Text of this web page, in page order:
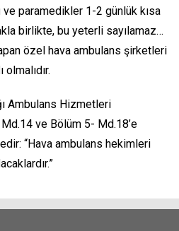
paramedikler 1-2 günlük kısa
birlikte, bu yeterli sayılamaz…
özel hava ambulans şirketleri
Ambulans Hizmetleri
ve Bölüm 5- Md.18’e
“Hava ambulans hekimleri